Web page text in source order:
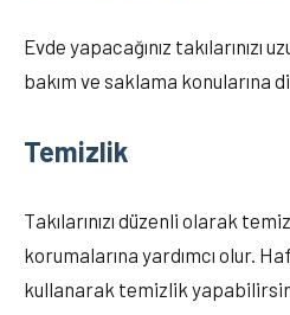
Evde yapacağınız takılarınızı
bakım ve saklama konularına
Temizlik
Takılarınızı düzenli olarak
korumalarına yardımcı olur.
kullanarak temizlik